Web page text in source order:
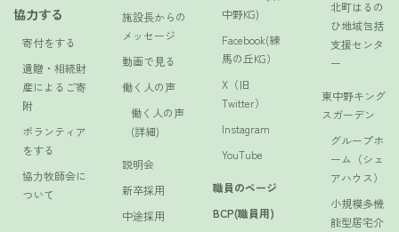
協力する
寄付をする
遺贈・相続財
産によるご寄
附
ボランティア
をする
協力牧師会に
ついて
施設長からの
メッセージ
動画で見る
働く人の声
働く人の声
(詳細)
説明会
新卒採用
中途採用
中野KG)
Facebook(練
馬の丘KG）
X（旧
Twitter）
Instagram
YouTube
職員のページ
BCP(職員用)
北町はるの
ひ地域包括
支援センタ
ー
東中野キング
スガーデン
グループホ
ーム（シェ
アハウス）
小規模多機
能型居宅介